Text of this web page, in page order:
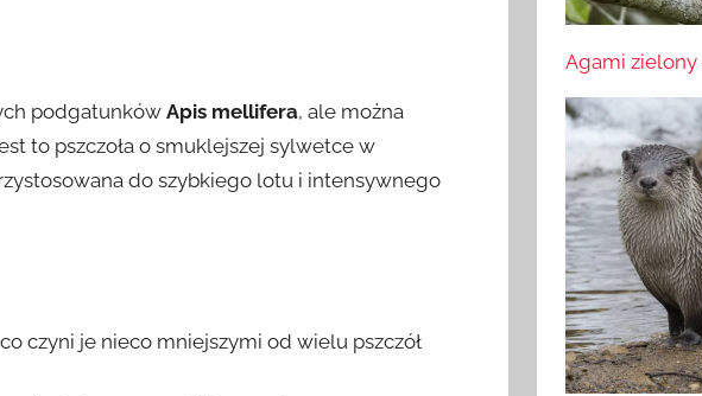
podgatunkówApis mellifera, ale można
to pszczoła o smuklejszej sylwetce w
do szybkiego lotu i intensywnego
czyni je nieco mniejszymi od wielu pszczół
Agami zielony